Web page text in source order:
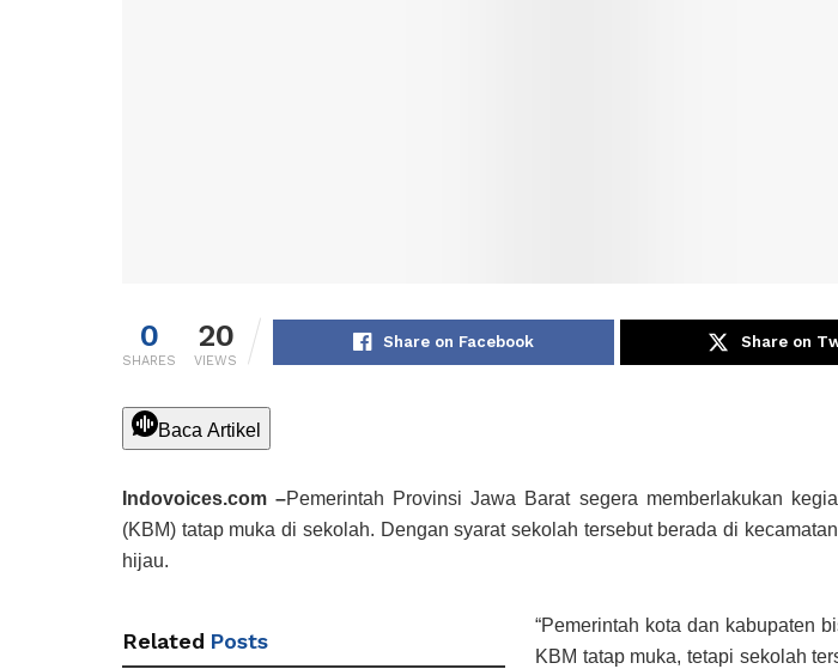
0
SHARES
20
VIEWS
Share on Facebook Share on
Baca Artikel
Indovoices.com –Pemerintah Provinsi Jawa Barat segera memberlakukan
(KBM) tatap muka di sekolah. Dengan syarat sekolah tersebut berada di
hijau.
Related Posts
“Pemerintah kota dan kabupaten
KBM tatap muka, tetapi sekolah